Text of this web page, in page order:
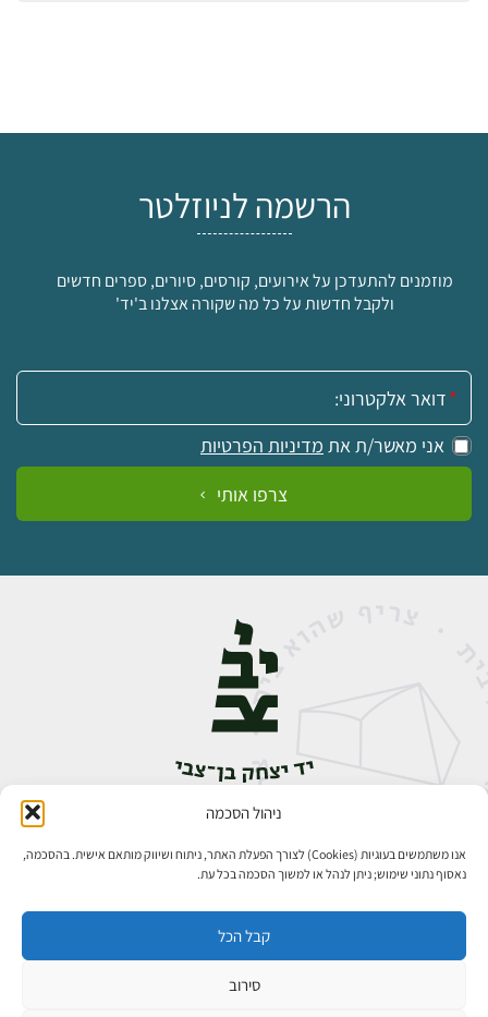
ניהול הסכמה
אנו משתמשים בעוגיות (Cookies) לצורך הפעלת האתר, ניתוח ושיווק מותאם אישית. בהסכמה,
נאסוף נתוני שימוש; ניתן לנהל או למשוך הסכמה בכל עת.
קבל הכל
סירוב
הרשמה לניוזלטר
מוזמנים להתעדכן על אירועים, קורסים, סיורים, ספרים חדשים
ולקבל חדשות על כל מה שקורה אצלנו ב'יד'
אימייל:
אני מאשר/ת את מדיניות הפרטיות
צרפו אותי
אבן גבירול 14, רחביה, ירושלים